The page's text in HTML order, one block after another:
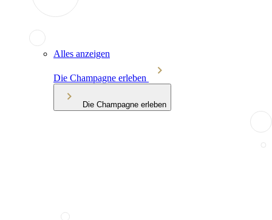
Alles anzeigen
Die Champagne erleben
Die Champagne erleben